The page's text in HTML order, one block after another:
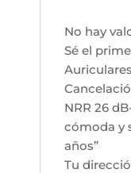
auditiva
cómoda
y
segura
para
niños
de
3
No hay
Sé el
NRR 26
cómoda y
años”
Tu